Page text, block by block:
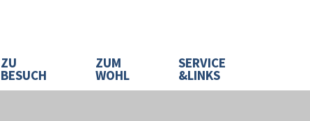
ZU
BESUCH
ZUM
WOHL
SERVICE
&LINKS